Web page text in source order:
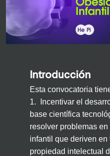
Introducción
Esta convocatoria
1.
Incentivar el
base científica
resolver problemas
infantil que deriven
propiedad intelectual